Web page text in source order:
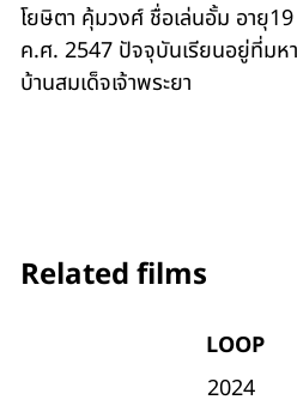
โยษิตา คุ้มวงศ์ ชื่อเล่นอั้ม อายุ
ค.ศ. 2547 ปัจจุบันเรียนอยู่ที่มห
บ้านสมเด็จเจ้าพระยา
Related films
LOOP
2024